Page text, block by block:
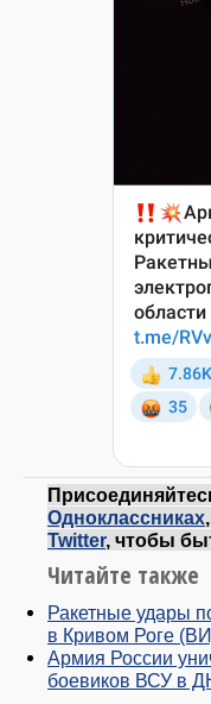
Одноклассниках,
Twitter, чтобы
Читайте также
Ракетные удары
в Кривом Роге
Армия России
боевиков ВСУ в